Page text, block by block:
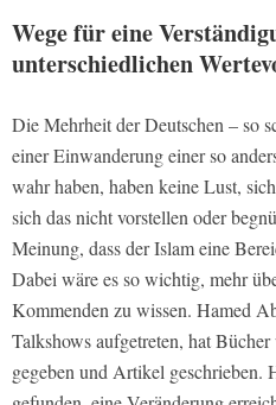
Wege für eine
unterschiedlichen
Die Mehrheit der Deutschen – so
einer Einwanderung einer so
wahr haben, haben keine Lust,
sich das nicht vorstellen oder
Meinung, dass der Islam eine
Dabei wäre es so wichtig, mehr
Kommenden zu wissen. Hamed
Talkshows aufgetreten, hat
gegeben und Artikel geschrieben.